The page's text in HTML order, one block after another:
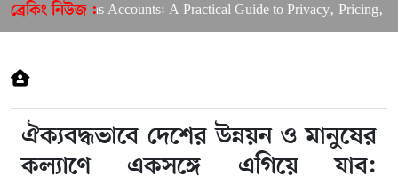
ব্রেকিং নিউজ :
OnlyFans Accounts: A Practical Guide to Privacy, Pricing, and
ঐক্যবদ্ধভাবে দেশের উন্নয়ন ও মানুষের
কল্যাণে একসঙ্গে এগিয়ে যাব: